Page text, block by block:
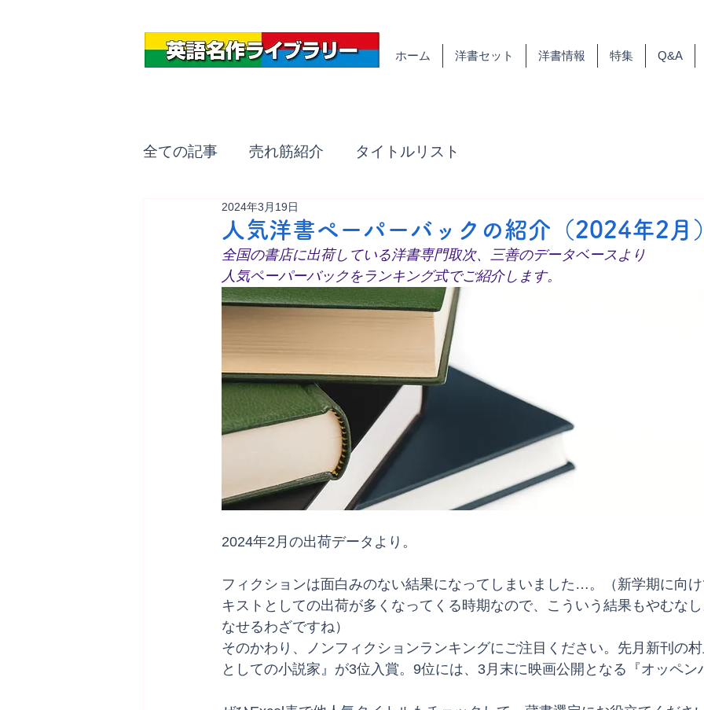
ホーム 洋書セット 洋書情報 特集 Q&A
全ての記事 売れ筋紹介 タイトルリスト
人気洋書ペーパーバックの紹介（2024年2月
2024年3月19日
全国の書店に出荷している洋書専門取次、三善のデータベースより
人気ペーパーバックをランキング式でご紹介します。
2024年2月の出荷データより。
フィクションは面白みのない結果になってしまいました…。（新学期に向
キストとしての出荷が多くなってくる時期なので、こういう結果もやむな
なせるわざですね）
そのかわり、ノンフィクションランキングにご注目ください。先月新刊の
としての小説家』が3位入賞。9位には、3月末に映画公開となる『オッペン